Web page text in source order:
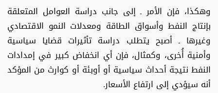
وهكذا، فإن الأمر ـ إلى جانب دراسة العوامل المتعلقة
بإنتاج النفط وأسواق الطاقة ومعدلات النمو الاقتصادي
وغيرها ـ أصبح يتطلب دراسة تأثيرات قضايا سياسية
وأمنية أُخرى، وكمثال، فإن أي انخفاض كبير في إمدادات
النفط نتيجة أحداث سياسية أو أوبئة أو كوارث من المؤكد
أنه سيؤدي إلى ارتفاع الأسعار.